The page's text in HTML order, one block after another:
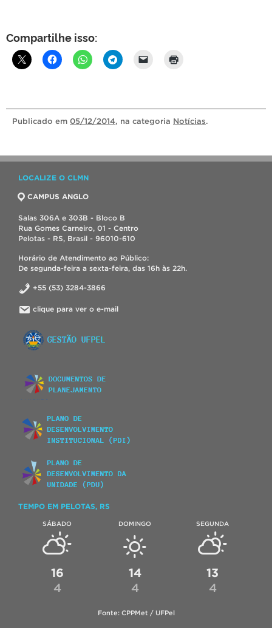
Compartilhe isso:
Publicado em 05/12/2014, na categoria Notícias.
LOCALIZE O CLMN
CAMPUS ANGLO
Salas 306A e 303B - Bloco B
Rua Gomes Carneiro, 01 - Centro
Pelotas - RS, Brasil - 96010-610
Horário de Atendimento ao Público:
De segunda-feira a sexta-feira, das 16h às 22h.
+55 (53) 3284-3866
clique para ver o e-mail
TEMPO EM PELOTAS, RS
SÁBADO
16
4
DOMINGO
14
4
SEGUNDA
13
4
Fonte: CPPMet / UFPel